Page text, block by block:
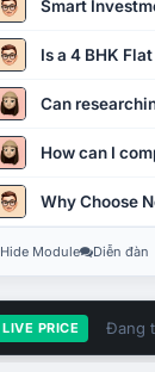
Smart
Is a 4 BHK
Can
How can I
Why Choose
Hide Module Diễn đàn
LIVE PRICE Đang